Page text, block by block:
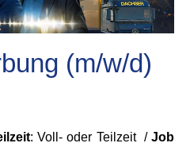
(m/w/d)
: Voll- oder Teilzeit /Job